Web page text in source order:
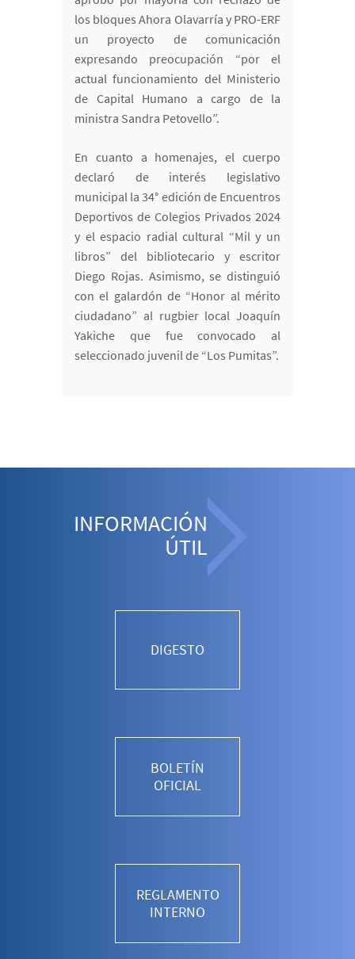
los bloques Ahora Olavarría y PRO-ERF
un proyecto de comunicación
expresando preocupación “por el
actual funcionamiento del Ministerio
de Capital Humano a cargo de la
ministra Sandra Petovello”.
En cuanto a homenajes, el cuerpo
declaró de interés legislativo
municipal la 34° edición de Encuentros
Deportivos de Colegios Privados 2024
y el espacio radial cultural “Mil y un
libros” del bibliotecario y escritor
Diego Rojas. Asimismo, se distinguió
con el galardón de “Honor al mérito
ciudadano” al rugbier local Joaquín
Yakiche que fue convocado al
seleccionado juvenil de “Los Pumitas”.
INFORMACIÓN
ÚTIL
DIGESTO
BOLETÍN
OFICIAL
REGLAMENTO
INTERNO